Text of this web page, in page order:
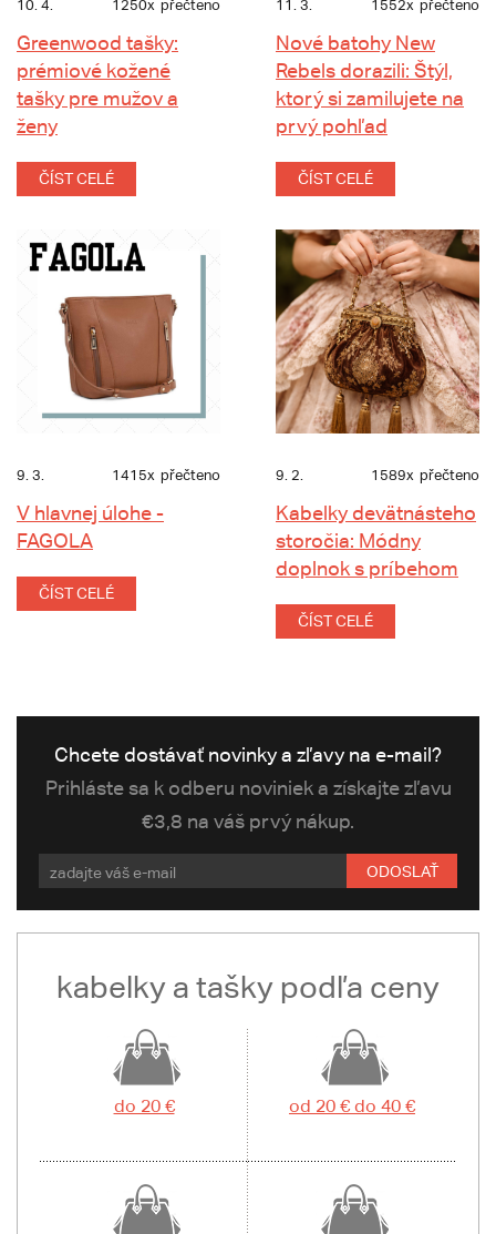
10. 4. 1250x přečteno
Greenwood tašky:
prémiové kožené
tašky pre mužov a
ženy
ČÍST CELÉ
11. 3. 1552x přečteno
Nové batohy New
Rebels dorazili: Štýl,
ktorý si zamilujete na
prvý pohľad
ČÍST CELÉ
9. 3. 1415x přečteno
V hlavnej úlohe -
FAGOLA
ČÍST CELÉ
9. 2. 1589x přečteno
Kabelky devätnásteho
storočia: Módny
doplnok s príbehom
ČÍST CELÉ
Chcete dostávať novinky a zľavy na e-mail?
Prihláste sa k odberu noviniek a získajte zľavu
€3,8 na váš prvý nákup.
ODOSLAŤ
kabelky a tašky podľa ceny
do 20 € od 20 € do 40 €